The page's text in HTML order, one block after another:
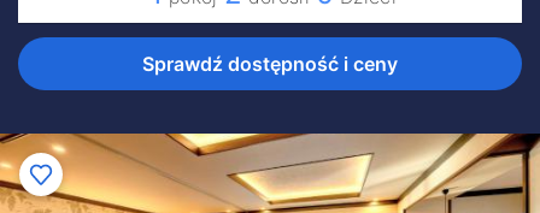
Sprawdź dostępność i ceny